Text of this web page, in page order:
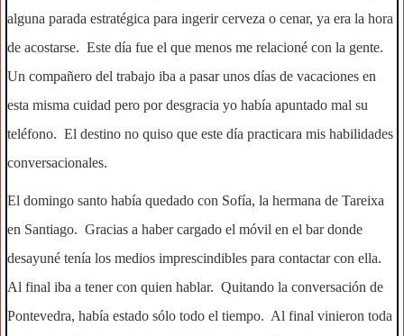
alguna parada estratégica para ingerir cerveza o cenar, ya era la hora
de acostarse. Este día fue el que menos me relacioné con la gente.
Un compañero del trabajo iba a pasar unos días de vacaciones en
esta misma cuidad pero por desgracia yo había apuntado mal su
teléfono. El destino no quiso que este día practicara mis habilidades
conversacionales.
El domingo santo había quedado con Sofía, la hermana de Tareixa
en Santiago. Gracias a haber cargado el móvil en el bar donde
desayuné tenía los medios imprescindibles para contactar con ella.
Al final iba a tener con quien hablar. Quitando la conversación de
Pontevedra, había estado sólo todo el tiempo. Al final vinieron toda